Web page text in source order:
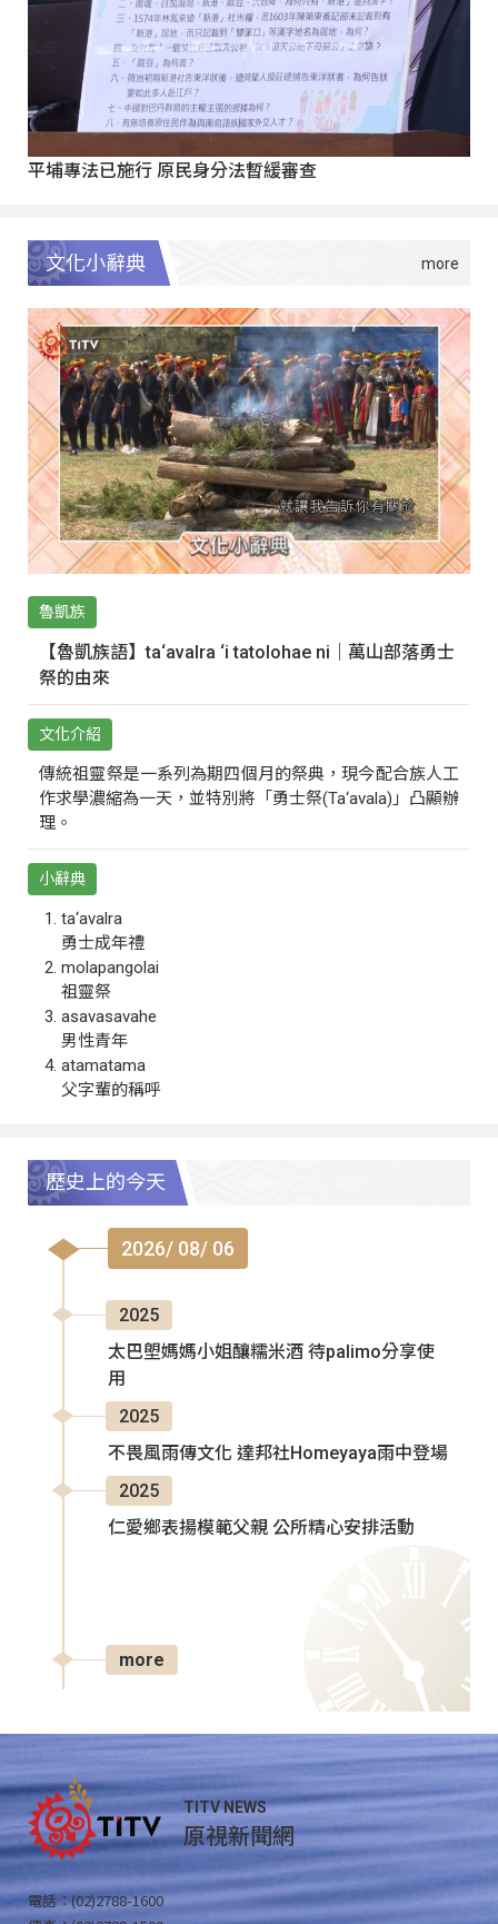
平埔專法已施行 原民身分法暫緩審查
文化小辭典
魯凱族
【魯凱族語】ta‘avalra ‘i tatolohae ni｜萬山部落勇士
祭的由來
文化介紹
傳統祖靈祭是一系列為期四個月的祭典，現今配合族人工
作求學濃縮為一天，並特別將「勇士祭(Ta‘avala)」凸顯辦
理。
小辭典
ta‘avalra
勇士成年禮
molapangolai
祖靈祭
asavasavahe
男性青年
atamatama
父字輩的稱呼
歷史上的今天
2026/ 08/ 06
2025
太巴塱媽媽小姐釀糯米酒 待palimo分享使
用
2025
不畏風雨傳文化 達邦社Homeyaya雨中登場
2025
仁愛鄉表揚模範父親 公所精心安排活動
more
TITV NEWS
原視新聞網
電話：(02)2788-1600